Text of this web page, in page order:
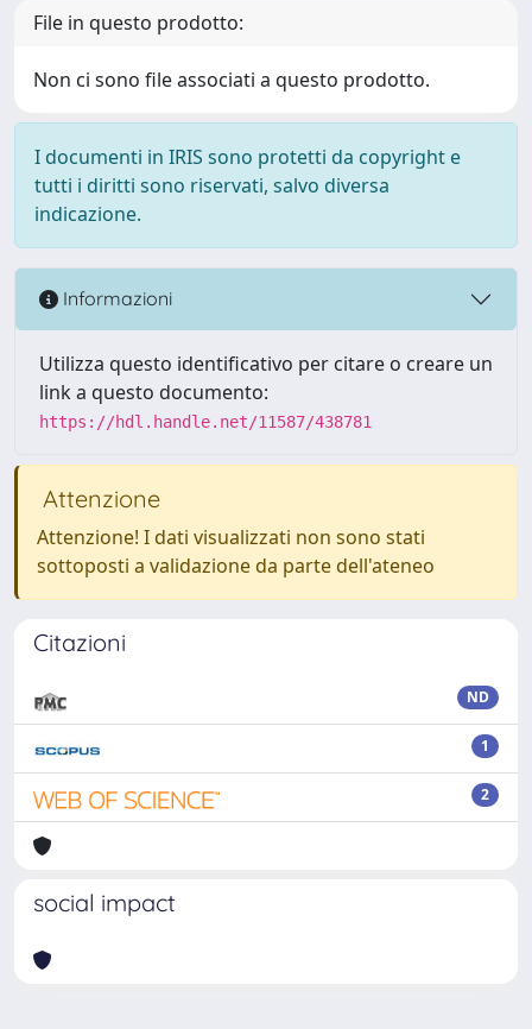
File in questo prodotto:
Non ci sono file associati a questo prodotto.
I documenti in IRIS sono protetti da copyright e
tutti i diritti sono riservati, salvo diversa
indicazione.
Informazioni
Utilizza questo identificativo per citare o creare un
link a questo documento:
https://hdl.handle.net/11587/438781
Attenzione
Attenzione! I dati visualizzati non sono stati
sottoposti a validazione da parte dell'ateneo
Citazioni
ND
1
2
social impact